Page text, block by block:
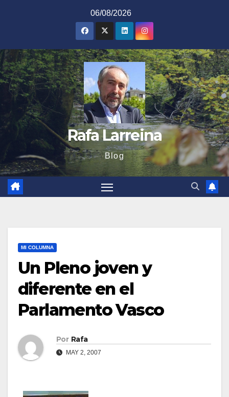
06/08/2026
Rafa Larreina
Blog
MI COLUMNA
Un Pleno joven y
diferente en el
Parlamento Vasco
Por Rafa
MAY 2, 2007